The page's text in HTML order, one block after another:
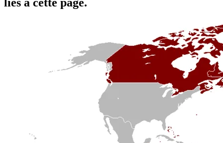
liés à cette page.